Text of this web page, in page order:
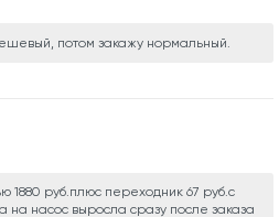
потом закажу нормальный.
1880 руб.плюс переходник 67 руб.с
насос выросла сразу после заказа